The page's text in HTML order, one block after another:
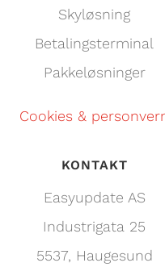
Skyløsning
Betalingsterminal
Pakkeløsninger
Cookies &
KONTAKT
Easyupdate AS
Industrigata 25
5537, Haugesund